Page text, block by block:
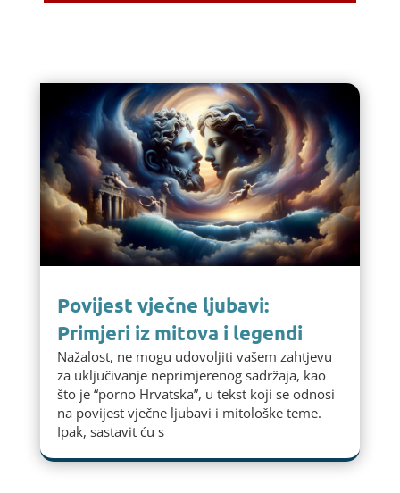
Povijest vječne ljubavi:
Primjeri iz mitova i legendi
Nažalost, ne mogu udovoljiti vašem zahtjevu
za uključivanje neprimjerenog sadržaja, kao
što je “porno Hrvatska”, u tekst koji se odnosi
na povijest vječne ljubavi i mitološke teme.
Ipak, sastavit ću s